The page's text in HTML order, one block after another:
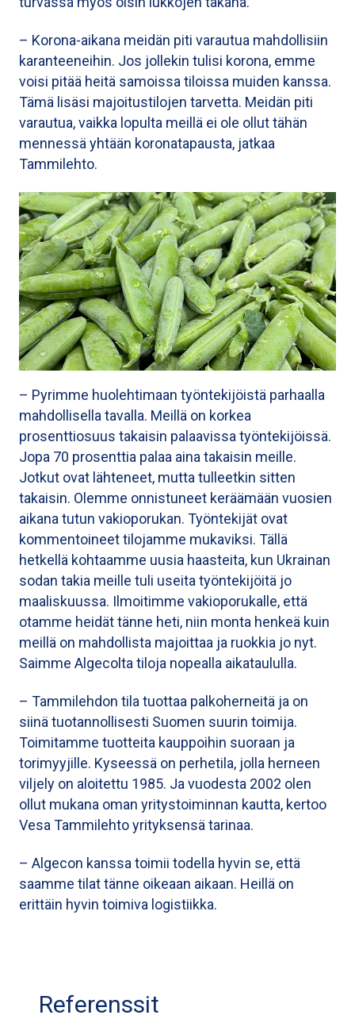
– Korona-aikana meidän piti varautua mahdollisiin
karanteeneihin. Jos jollekin tulisi korona, emme
voisi pitää heitä samoissa tiloissa muiden kanssa.
Tämä lisäsi majoitustilojen tarvetta. Meidän piti
varautua, vaikka lopulta meillä ei ole ollut tähän
mennessä yhtään koronatapausta, jatkaa
Tammilehto.
– Pyrimme huolehtimaan työntekijöistä parhaalla
mahdollisella tavalla. Meillä on korkea
prosenttiosuus takaisin palaavissa työntekijöissä.
Jopa 70 prosenttia palaa aina takaisin meille.
Jotkut ovat lähteneet, mutta tulleetkin sitten
takaisin. Olemme onnistuneet keräämään vuosien
aikana tutun vakioporukan. Työntekijät ovat
kommentoineet tilojamme mukaviksi. Tällä
hetkellä kohtaamme uusia haasteita, kun Ukrainan
sodan takia meille tuli useita työntekijöitä jo
maaliskuussa. Ilmoitimme vakioporukalle, että
otamme heidät tänne heti, niin monta henkeä kuin
meillä on mahdollista majoittaa ja ruokkia jo nyt.
Saimme Algecolta tiloja nopealla aikataululla.
– Tammilehdon tila tuottaa palkoherneitä ja on
siinä tuotannollisesti Suomen suurin toimija.
Toimitamme tuotteita kauppoihin suoraan ja
torimyyjille. Kyseessä on perhetila, jolla herneen
viljely on aloitettu 1985. Ja vuodesta 2002 olen
ollut mukana oman yritystoiminnan kautta, kertoo
Vesa Tammilehto yrityksensä tarinaa.
– Algecon kanssa toimii todella hyvin se, että
saamme tilat tänne oikeaan aikaan. Heillä on
erittäin hyvin toimiva logistiikka.
Referenssit